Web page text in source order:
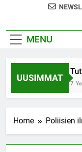
MENU
UUSIMMAT
7
Home Poliisien